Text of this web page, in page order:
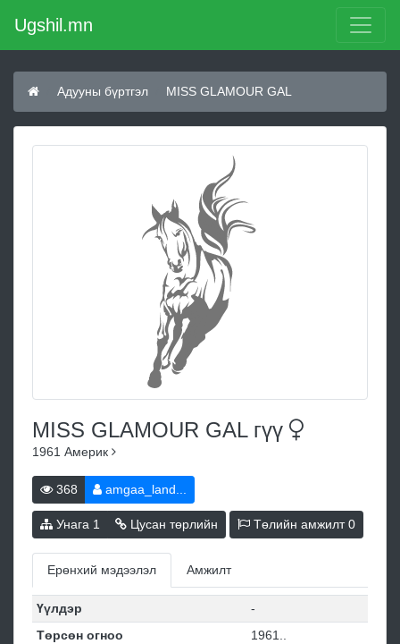
Ugshil.mn
Адууны бүртгэл MISS GLAMOUR GAL
MISS GLAMOUR GAL гүү
1961 Америк
368 amgaa_land...
Унага 1 Цусан төрлийн Төлийн амжилт0
Ерөнхий мэдээлэл Амжилт
Үүлдэр
-
Төрсөн огноо
1961..